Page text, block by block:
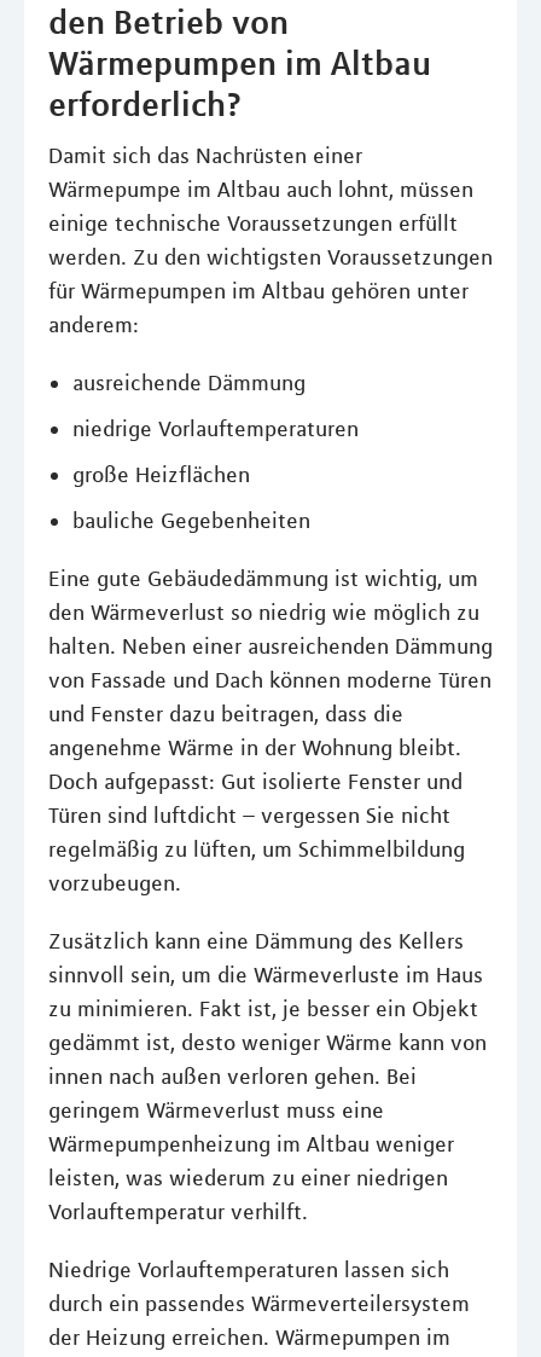
den Betrieb von
Wärmepumpen im Altbau
erforderlich?
Damit sich das Nachrüsten einer
Wärmepumpe im Altbau auch lohnt, müssen
einige technische Voraussetzungen erfüllt
werden. Zu den wichtigsten Voraussetzungen
für Wärmepumpen im Altbau gehören unter
anderem:
ausreichende Dämmung
niedrige Vorlauftemperaturen
große Heizflächen
bauliche Gegebenheiten
Eine gute Gebäudedämmung ist wichtig, um
den Wärmeverlust so niedrig wie möglich zu
halten. Neben einer ausreichenden Dämmung
von Fassade und Dach können moderne Türen
und Fenster dazu beitragen, dass die
angenehme Wärme in der Wohnung bleibt.
Doch aufgepasst: Gut isolierte Fenster und
Türen sind luftdicht – vergessen Sie nicht
regelmäßig zu lüften, um Schimmelbildung
vorzubeugen.
Zusätzlich kann eine Dämmung des Kellers
sinnvoll sein, um die Wärmeverluste im Haus
zu minimieren. Fakt ist, je besser ein Objekt
gedämmt ist, desto weniger Wärme kann von
innen nach außen verloren gehen. Bei
geringem Wärmeverlust muss eine
Wärmepumpenheizung im Altbau weniger
leisten, was wiederum zu einer niedrigen
Vorlauftemperatur verhilft.
Niedrige Vorlauftemperaturen lassen sich
durch ein passendes Wärmeverteilersystem
der Heizung erreichen. Wärmepumpen im